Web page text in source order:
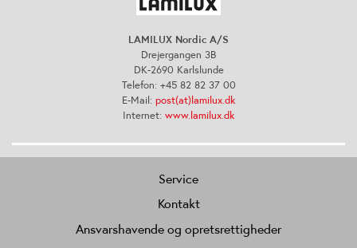
LAMILUX Nordic A/S
Drejergangen 3B
DK-2690 Karlslunde
Telefon: +45 82 82 37 00
E-Mail: post(at)lamilux.dk
Internet: www.lamilux.dk
Service
Kontakt
Ansvarshavende og opretsrettigheder